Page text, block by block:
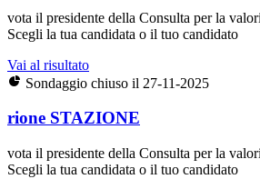
vota il presidente della Consulta per la
Scegli la tua candidata o il tuo candidato
Vai al risultato
Sondaggio chiuso il 27-11-2025
rione STAZIONE
vota il presidente della Consulta per la
Scegli la tua candidata o il tuo candidato